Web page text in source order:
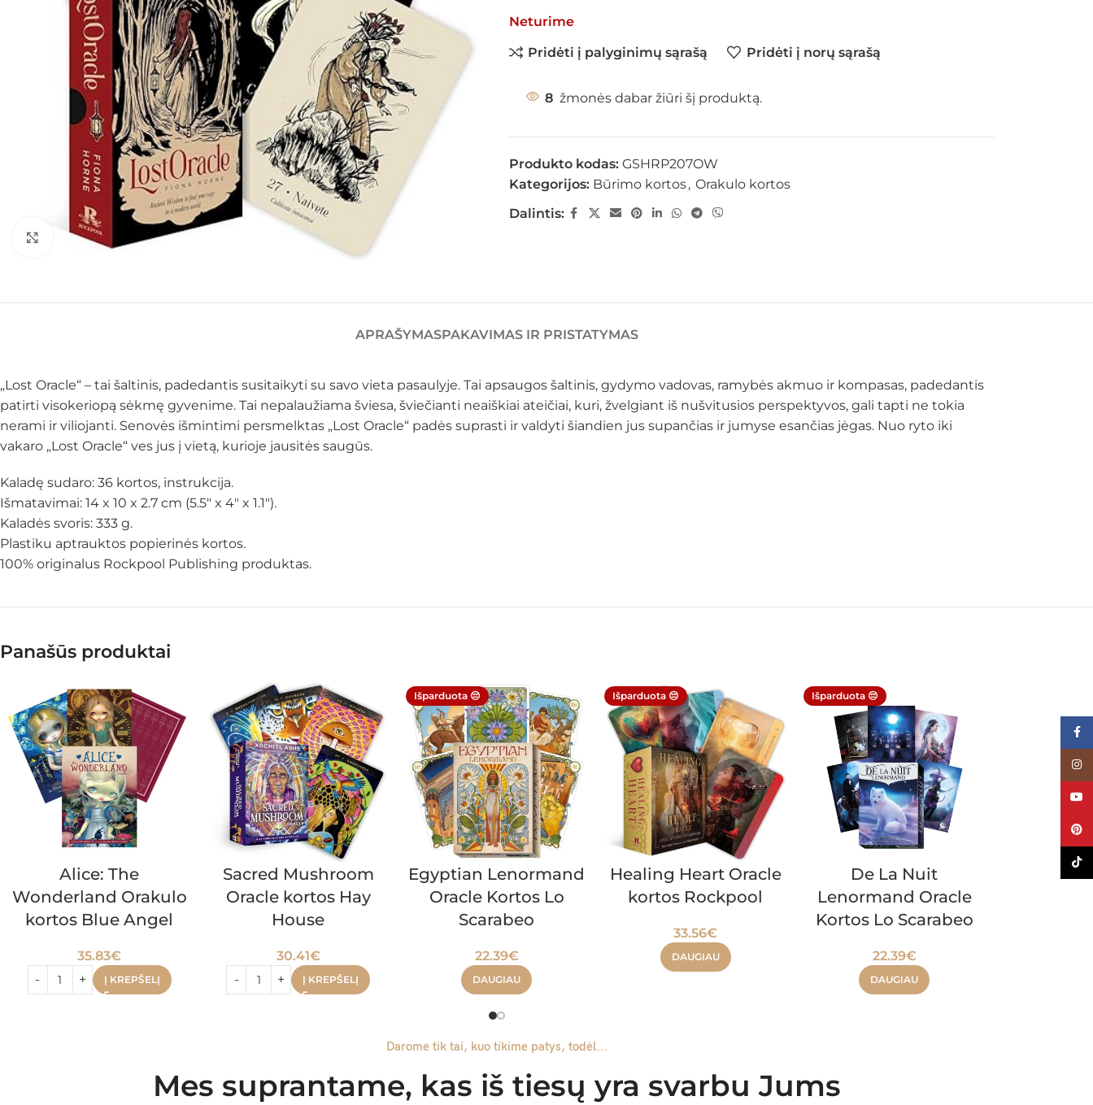
Spustelėkite, kad padidintumėte
Neturime
Pridėti į palyginimų sąrašą
Pridėti į norų sąrašą
8 žmonės dabar žiūri šį produktą.
Produkto kodas: GSHRP207OW
Kategorijos: Būrimo kortos, Orakulo kortos
Dalintis:
APRAŠYMASPAKAVIMAS IR PRISTATYMAS
„Lost Oracle“ – tai šaltinis, padedantis susitaikyti su savo vieta pasaulyje. Tai apsaugos šaltinis, gydymo vadovas, ramybės akmuo ir kompasas, padedantis
patirti visokeriopą sėkmę gyvenime. Tai nepalaužiama šviesa, šviečianti neaiškiai ateičiai, kuri, žvelgiant iš nušvitusios perspektyvos, gali tapti ne tokia
nerami ir viliojanti. Senovės išmintimi persmelktas „Lost Oracle“ padės suprasti ir valdyti šiandien jus supančias ir jumyse esančias jėgas. Nuo ryto iki
vakaro „Lost Oracle“ ves jus į vietą, kurioje jausitės saugūs.
Kaladę sudaro: 36 kortos, instrukcija.
Išmatavimai: 14 x 10 x 2.7 cm (5.5″ x 4″ x 1.1″).
Kaladės svoris: 333 g.
Plastiku aptrauktos popierinės kortos.
100% originalus Rockpool Publishing produktas.
Panašūs produktai
Alice: The
Wonderland Orakulo
kortos Blue Angel
35.83€
Į KREPŠELĮ
Sacred Mushroom
Oracle kortos Hay
House
30.41€
Į KREPŠELĮ
Išparduota 😔
Egyptian Lenormand
Oracle Kortos Lo
Scarabeo
22.39€
DAUGIAU
Išparduota 😔
Healing Heart Oracle
kortos Rockpool
33.56€
DAUGIAU
Išparduota 😔
De La Nuit
Lenormand Oracle
Kortos Lo Scarabeo
22.39€
DAUGIAU
Work
Darome tik tai, kuo tikime patys, todėl...
Mes suprantame, kas iš tiesų yra svarbu Jums